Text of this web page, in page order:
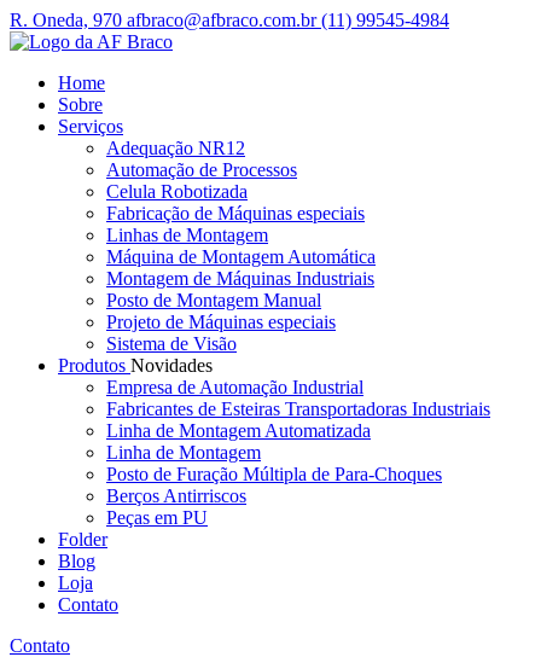
R. Oneda, 970 afbraco@afbraco.com.br(11) 99545-4984
Home
Sobre
Serviços
Adequação NR12
Automação de Processos
Celula Robotizada
Fabricação de Máquinas especiais
Linhas de Montagem
Máquina de Montagem Automática
Montagem de Máquinas Industriais
Posto de Montagem Manual
Projeto de Máquinas especiais
Sistema de Visão
Produtos Novidades
Empresa de Automação Industrial
Fabricantes de Esteiras Transportadoras Industriais
Linha de Montagem Automatizada
Linha de Montagem
Posto de Furação Múltipla de Para-Choques
Berços Antirriscos
Peças em PU
Folder
Blog
Loja
Contato
Contato